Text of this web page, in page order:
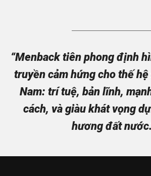
“Menback tiên phong định
truyền cảm hứng cho thế
Nam: trí tuệ, bản lĩnh,
cách, và giàu khát vọng
hương đất